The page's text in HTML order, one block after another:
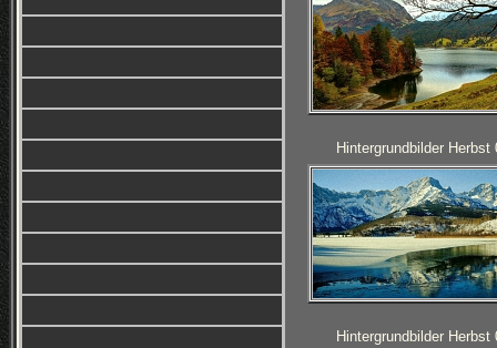
Hintergrundbilder Herbst
Hintergrundbilder Herbst